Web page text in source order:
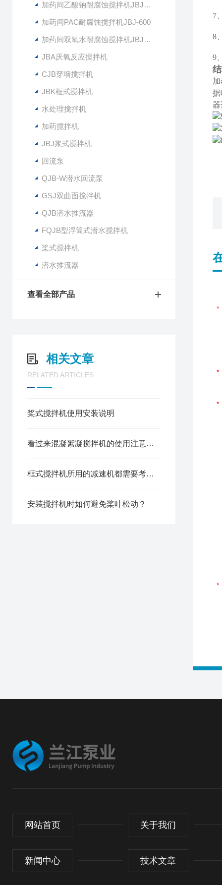
加药间乙酸钠耐腐蚀搅拌机JBJ-400
加药间PAC耐腐蚀搅拌机JBJ-600
加药间双氧水耐腐蚀搅拌机JBJ-300
JBA厌氧反应搅拌机
CJB穿墙搅拌机
JBK框式搅拌机
水处理搅拌机
加药搅拌机
JBJ浆式搅拌机
回流泵
QJB-W潜水回流泵
GSJ双曲面搅拌机
QJB潜水推流器
FQJB型浮筒式潜水搅拌机
桨式搅拌机
潜水推流器
查看全部产品
相关文章
RELATED ARTICLES
桨式搅拌机使用安装说明
看过来混凝絮凝搅拌机的使用注意事项分享
框式搅拌机所用的减速机都需要考虑哪些因素？
安装搅拌机时如何避免桨叶松动？
7
8
9
据
器
网站首页 关于我们
新闻中心 技术文章